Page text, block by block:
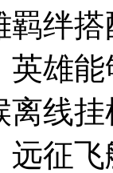
羁绊
英雄
离线
远征